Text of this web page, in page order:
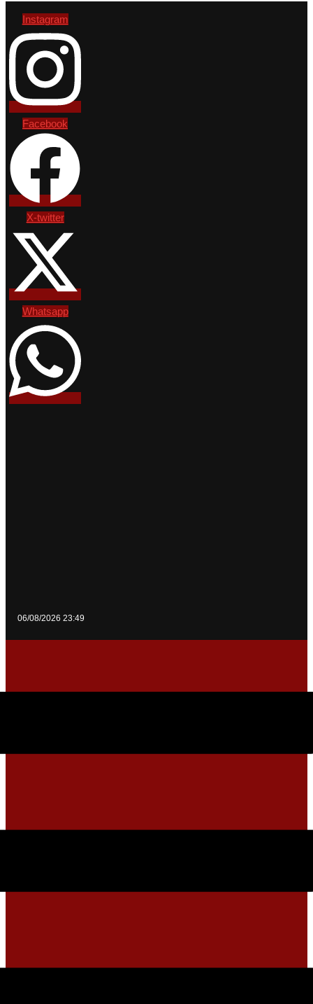
Instagram
Facebook
X-twitter
Whatsapp
06/08/2026 23:49